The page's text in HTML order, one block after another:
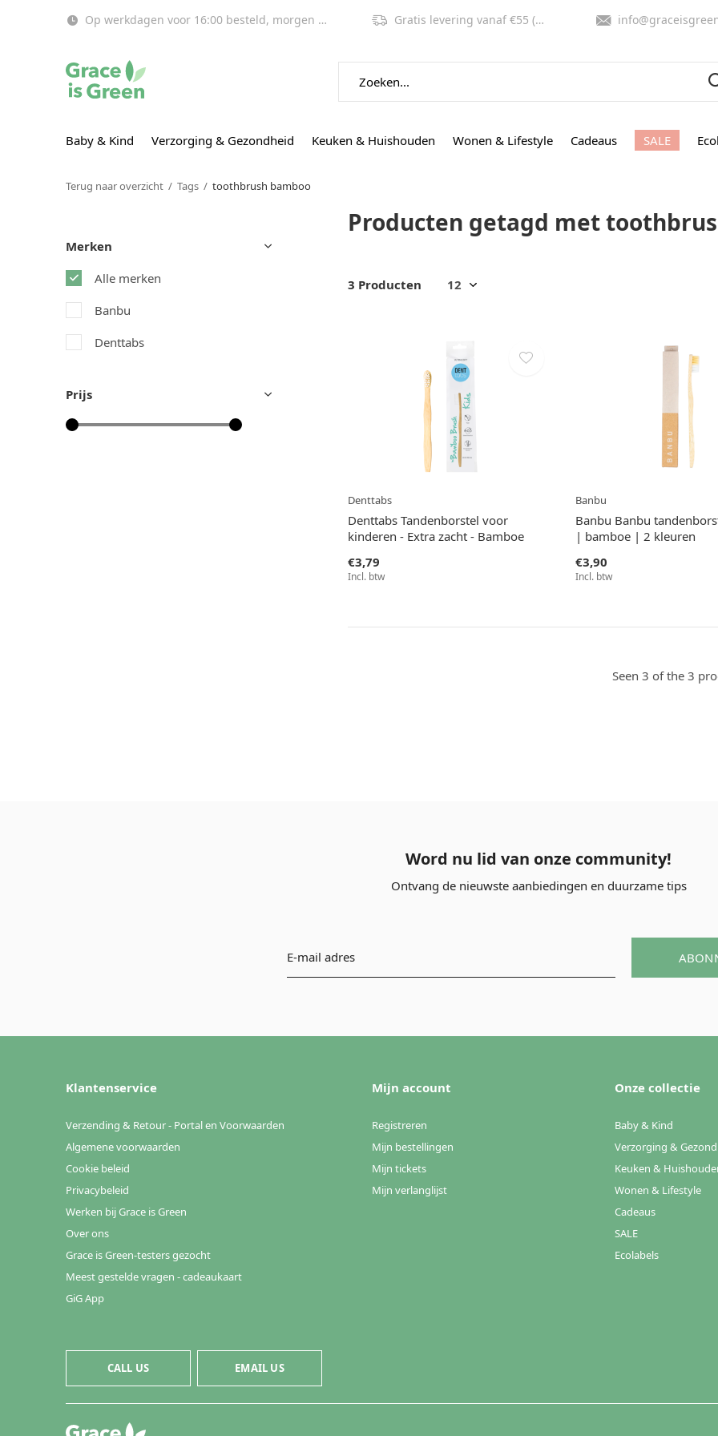
Baby & Kind Verzorging & Gezondheid Keuken & Huishouden Wonen & Lifestyle Cadeaus SALE
Op werkdagen voor 16:00 besteld, morgen in huis! Gratis levering vanaf €55 (NL, BE)
Terug naar overzicht Tags toothbrush bamboo
Producten getagd met
3 Producten
Denttabs
Denttabs Tandenborstel voor
kinderen - Extra zacht - Bamboe
€3,79
Incl. btw
Banbu
Banbu Banbu
| bamboe | 2 kleuren
€3,90
Incl. btw
Seen 3 of the 3
Merken
Alle merken
Banbu
Denttabs
Prijs
Word nu lid van onze community!
Ontvang de nieuwste aanbiedingen en duurzame tips
Klantenservice
Verzending & Retour - Portal en Voorwaarden
Algemene voorwaarden
Cookie beleid
Privacybeleid
Werken bij Grace is Green
Over ons
Grace is Green-testers gezocht
Meest gestelde vragen - cadeaukaart
GiG App
Mijn account
Registreren
Mijn bestellingen
Mijn tickets
Mijn verlanglijst
Onze collectie
Baby & Kind
Verzorging &
Keuken &
Wonen & Lifestyle
Cadeaus
SALE
Ecolabels
CALL US EMAIL US